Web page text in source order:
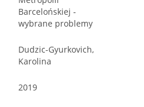
Barcelońskiej -
wybrane problemy
Dudzic-Gyurkovich,
Karolina
2019